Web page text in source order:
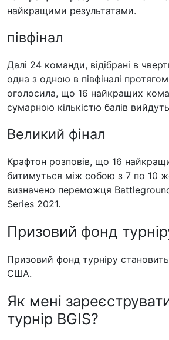
найкращими результатами.
півфінал
Далі 24 команди, відібрані в
одна з одною в півфіналі
оголосила, що 16 найкращих
сумарною кількістю балів
Великий фінал
Крафтон розповів, що 16
битимуться між собою з 7 по 10
визначено переможця
Series 2021.
Призовий фонд
Призовий фонд турніру
США.
Як мені
турнір BGIS?